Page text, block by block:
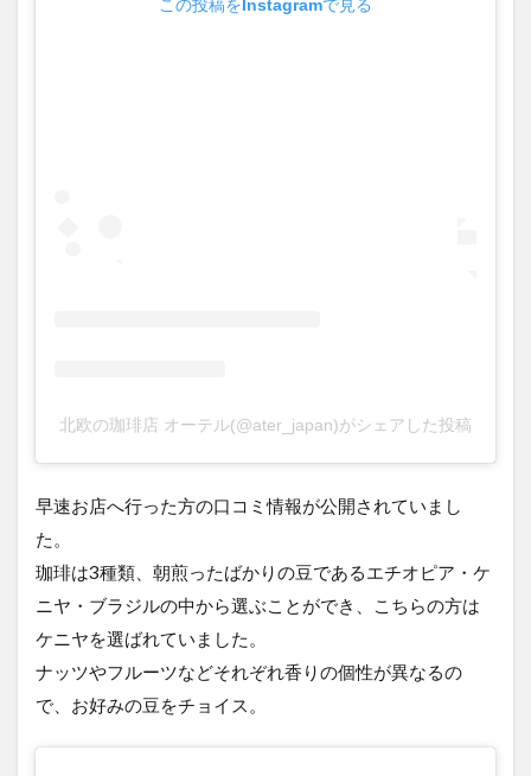
この投稿をInstagramで見る
北欧の珈琲店 オーテル(@ater_japan)がシェアした投稿
早速お店へ行った方の口コミ情報が公開されていまし
た。
珈琲は3種類、朝煎ったばかりの豆であるエチオピア・ケ
ニヤ・ブラジルの中から選ぶことができ、こちらの方は
ケニヤを選ばれていました。
ナッツやフルーツなどそれぞれ香りの個性が異なるの
で、お好みの豆をチョイス。